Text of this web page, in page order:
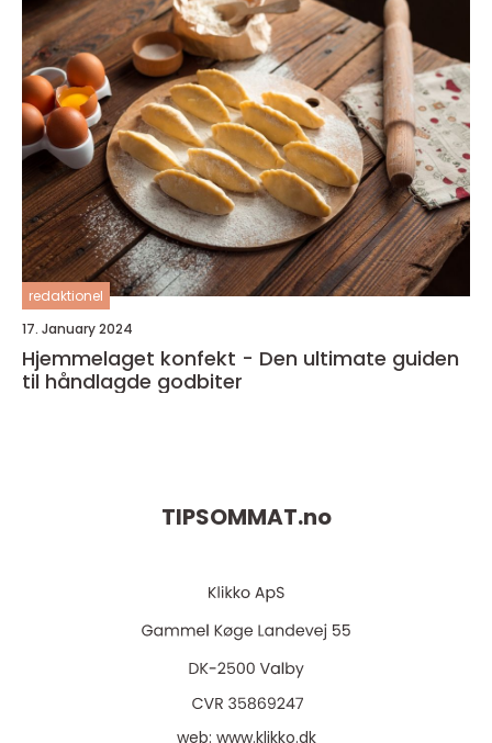
redaktionel
17. January 2024
Hjemmelaget konfekt - Den ultimate guiden
til håndlagde godbiter
TIPSOMMAT.no
web: www.klikko.dk